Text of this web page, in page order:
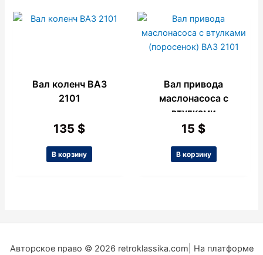
Вал коленч ВАЗ
2101
135 $
В корзину
Вал привода
маслонасоса с
втулками
(поросенок) ВАЗ
15 $
В корзину
Авторское право © 2026 retroklassika.com| На платформе